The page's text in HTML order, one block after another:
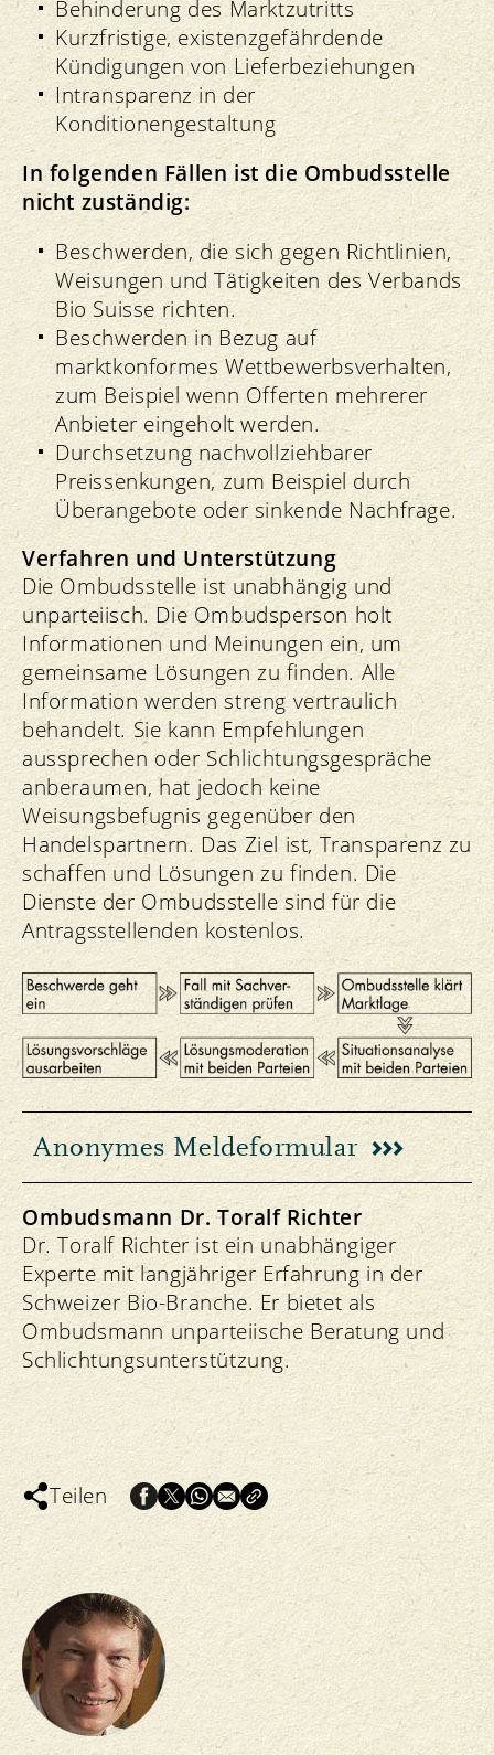
Behinderung des Marktzutritts
Kurzfristige, existenzgefährdende
Kündigungen von Lieferbeziehungen
Intransparenz in der
Konditionengestaltung
In folgenden Fällen ist die Ombudsstelle
nicht zuständig:
Beschwerden, die sich gegen Richtlinien,
Weisungen und Tätigkeiten des Verbands
Bio Suisse richten.
Beschwerden in Bezug auf
marktkonformes Wettbewerbsverhalten,
zum Beispiel wenn Offerten mehrerer
Anbieter eingeholt werden.
Durchsetzung nachvollziehbarer
Preissenkungen, zum Beispiel durch
Überangebote oder sinkende Nachfrage.
Verfahren und Unterstützung
Die Ombudsstelle ist unabhängig und
unparteiisch. Die Ombudsperson holt
Informationen und Meinungen ein, um
gemeinsame Lösungen zu finden. Alle
Information werden streng vertraulich
behandelt. Sie kann Empfehlungen
aussprechen oder Schlichtungsgespräche
anberaumen, hat jedoch keine
Weisungsbefugnis gegenüber den
Handelspartnern. Das Ziel ist, Transparenz zu
schaffen und Lösungen zu finden. Die
Dienste der Ombudsstelle sind für die
Antragsstellenden kostenlos.
Anonymes Meldeformular
Ombudsmann Dr. Toralf Richter
Dr. Toralf Richter ist ein unabhängiger
Experte mit langjähriger Erfahrung in der
Schweizer Bio-Branche. Er bietet als
Ombudsmann unparteiische Beratung und
Schlichtungsunterstützung.
Teilen